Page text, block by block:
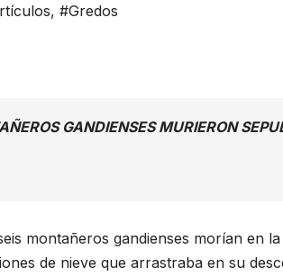
, #Gredos
GANDIENSES MURIERON
montañeros gandienses morían en
de nieve que arrastraba en su